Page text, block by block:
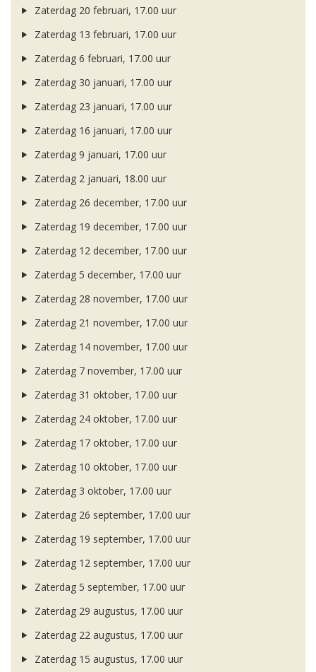
Zaterdag 20 februari, 17.00 uur
Zaterdag 13 februari, 17.00 uur
Zaterdag 6 februari, 17.00 uur
Zaterdag 30 januari, 17.00 uur
Zaterdag 23 januari, 17.00 uur
Zaterdag 16 januari, 17.00 uur
Zaterdag 9 januari, 17.00 uur
Zaterdag 2 januari, 18.00 uur
Zaterdag 26 december, 17.00 uur
Zaterdag 19 december, 17.00 uur
Zaterdag 12 december, 17.00 uur
Zaterdag 5 december, 17.00 uur
Zaterdag 28 november, 17.00 uur
Zaterdag 21 november, 17.00 uur
Zaterdag 14 november, 17.00 uur
Zaterdag 7 november, 17.00 uur
Zaterdag 31 oktober, 17.00 uur
Zaterdag 24 oktober, 17.00 uur
Zaterdag 17 oktober, 17.00 uur
Zaterdag 10 oktober, 17.00 uur
Zaterdag 3 oktober, 17.00 uur
Zaterdag 26 september, 17.00 uur
Zaterdag 19 september, 17.00 uur
Zaterdag 12 september, 17.00 uur
Zaterdag 5 september, 17.00 uur
Zaterdag 29 augustus, 17.00 uur
Zaterdag 22 augustus, 17.00 uur
Zaterdag 15 augustus, 17.00 uur